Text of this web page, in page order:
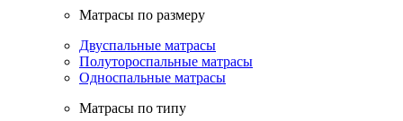
Матрасы по размеру
Двуспальные матрасы
Полутороспальные матрасы
Односпальные матрасы
Матрасы по типу